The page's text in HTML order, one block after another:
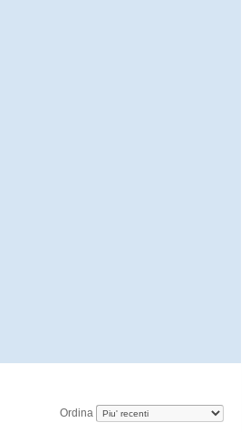
Ordina